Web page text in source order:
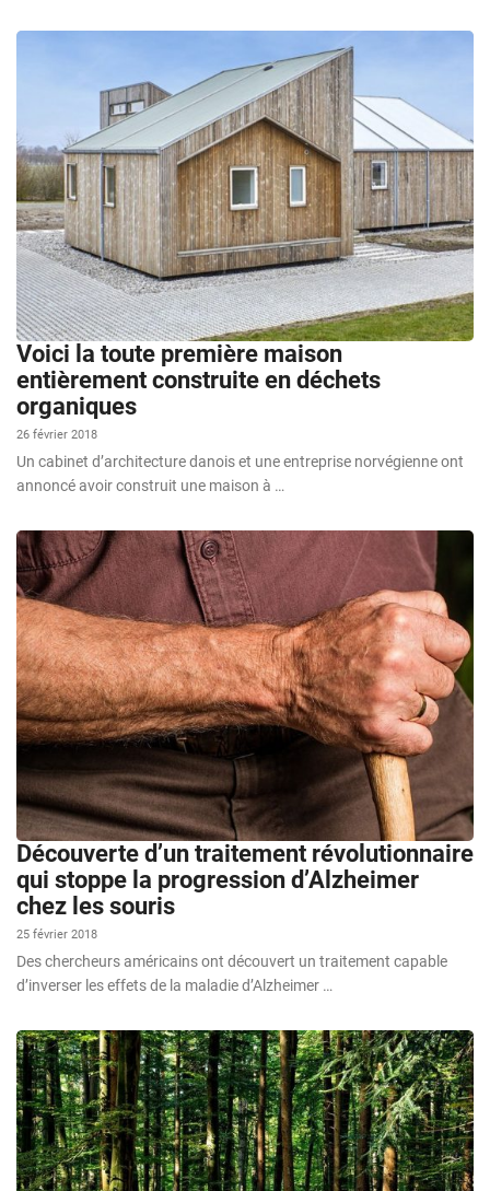
Voici la toute première maison
entièrement construite en déchets
organiques
26 février 2018
Un cabinet d’architecture danois et une entreprise norvégienne ont
annoncé avoir construit une maison à …
Découverte d’un traitement révolutionnaire
qui stoppe la progression d’Alzheimer
chez les souris
25 février 2018
Des chercheurs américains ont découvert un traitement capable
d’inverser les effets de la maladie d’Alzheimer …